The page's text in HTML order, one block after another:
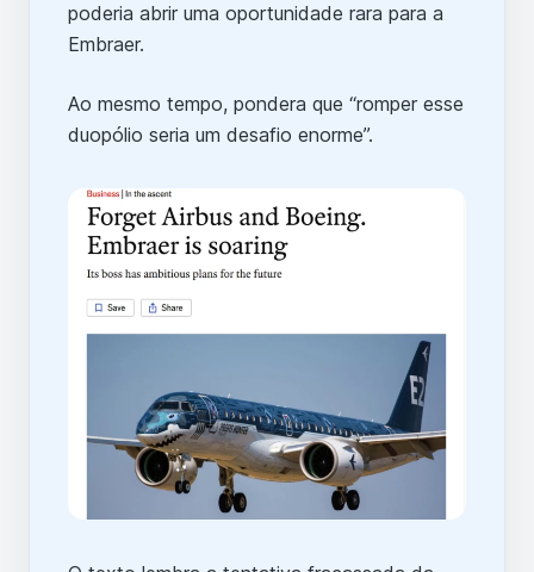
poderia abrir uma oportunidade rara para a
Embraer.
Ao mesmo tempo, pondera que “romper esse
duopólio seria um desafio enorme”.